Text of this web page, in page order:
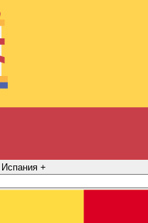
Испания +